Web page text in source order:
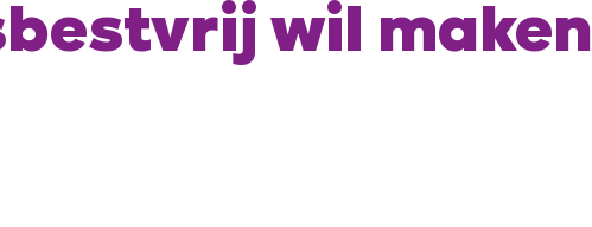
wil maken